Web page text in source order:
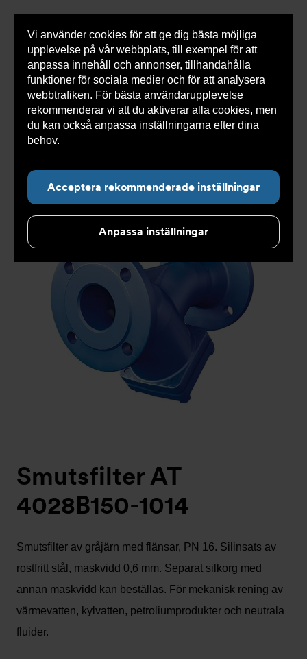
Vi använder cookies för att ge dig bästa möjliga
upplevelse på vår webbplats, till exempel för att
anpassa innehåll och annonser, tillhandahålla
funktioner för sociala medier och för att analysera
webbtrafiken. För bästa användarupplevelse
rekommenderar vi att du aktiverar alla cookies, men
du kan också anpassa inställningarna efter dina
behov.
Acceptera rekommenderade inställningar
Anpassa inställningar
0 varorSnabborder
Du
här:
Armatec > Produkter > Luft- och partikelavskiljare
Smutsfilter
> Flänsad anslutning >
Smutsfilter AT
4028B
> Smutsfilter AT 4028B150-1014
Smutsfilter AT
4028B150-1014
Smutsfilter av gråjärn med flänsar, PN 16. Silinsats av
rostfritt stål, maskvidd 0,6 mm. Separat silkorg med
annan maskvidd kan beställas. För mekanisk rening av
värmevatten, kylvatten, petroliumprodukter och neutrala
fluider.